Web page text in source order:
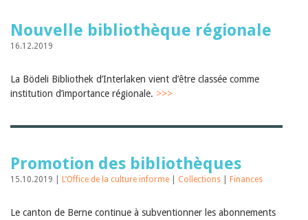
Nouvelle bibliothèque régionale
16.12.2019
La Bödeli Bibliothek d’Interlaken vient d’être classée comme
institution d’importance régionale. >>>
Promotion des bibliothèques
15.10.2019 | L’Office de la culture informe Collections Finances
Le canton de Berne continue à subventionner les abonnements